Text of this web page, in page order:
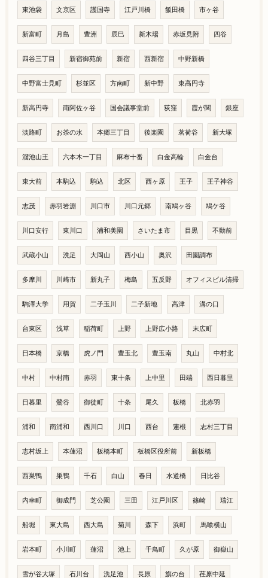
東池袋 文京区 護国寺 江戸川橋 飯田橋 市ヶ谷
新富町 月島 豊洲 辰巳 新木場 赤坂見附 四谷
四谷三丁目 新宿御苑前 新宿 西新宿 中野新橋
中野富士見町 杉並区 方南町 新中野 東高円寺
新高円寺 南阿佐ヶ谷 国会議事堂前 荻窪 霞が関 銀座
淡路町 お茶の水 本郷三丁目 後楽園 茗荷谷 新大塚
溜池山王 六本木一丁目 麻布十番 白金高輪 白金台
東大前 本駒込 駒込 北区 西ヶ原 王子 王子神谷
志茂 赤羽岩淵 川口市 川口元郷 南鳩ヶ谷 鳩ケ谷
川口安行 東川口 浦和美園 さいたま市 目黒 不動前
武蔵小山 洗足 大岡山 西小山 奥沢 田園調布
多摩川 川崎市 新丸子 梅島 五反野 オフィスビル清掃
駒澤大学 用賀 二子玉川 二子新地 高津 溝の口
台東区 浅草 稲荷町 上野 上野広小路 末広町
日本橋 京橋 虎ノ門 豊玉北 豊玉南 丸山 中村北
中村 中村南 赤羽 東十条 上中里 田端 西日暮里
日暮里 鶯谷 御徒町 十条 尾久 板橋 北赤羽
浦和 南浦和 西川口 川口 西台 蓮根 志村三丁目
志村坂上 本蓮沼 板橋本町 板橋区役所前 新板橋
西巣鴨 巣鴨 千石 白山 春日 水道橋 日比谷
内幸町 御成門 芝公園 三田 江戸川区 篠崎 瑞江
船堀 東大島 西大島 菊川 森下 浜町 馬喰横山
岩本町 小川町 蓮沼 池上 千鳥町 久が原 御嶽山
雪が谷大塚 石川台 洗足池 長原 旗の台 荏原中延